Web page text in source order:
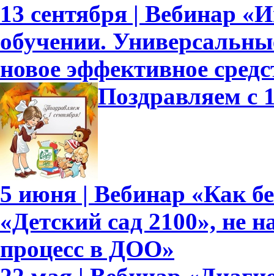
13 сентября | Вебинар
обучении.
новое эффективное
Поздравляем с
5 июня | Вебинар «Как
«Детский сад 2100», не
процесс в ДОО»